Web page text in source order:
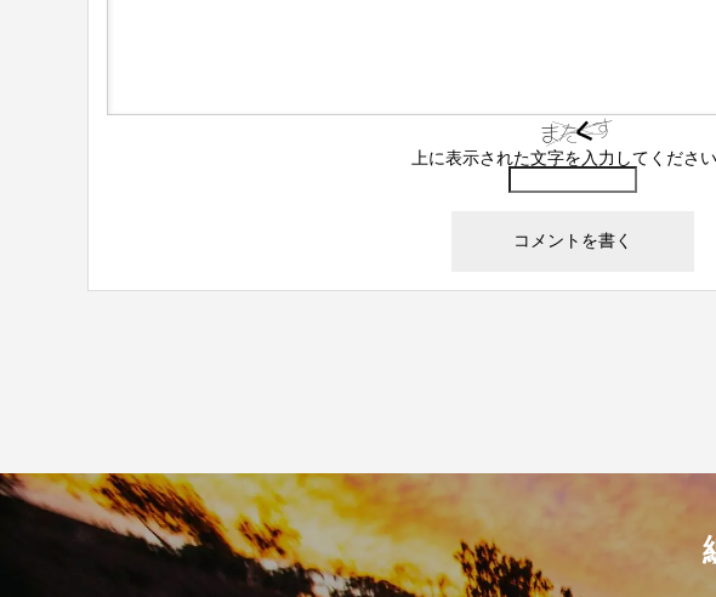
上に表示された文字を入力してください